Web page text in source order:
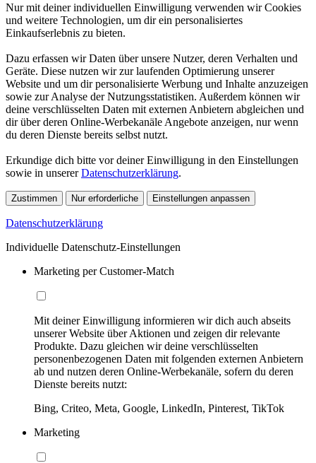
Nur mit deiner individuellen Einwilligung verwenden wir Cookies
und weitere Technologien, um dir ein personalisiertes
Einkaufserlebnis zu bieten.
Dazu erfassen wir Daten über unsere Nutzer, deren Verhalten und
Geräte. Diese nutzen wir zur laufenden Optimierung unserer
Website und um dir personalisierte Werbung und Inhalte anzuzeigen
sowie zur Analyse der Nutzungsstatistiken. Außerdem können wir
deine verschlüsselten Daten mit externen Anbietern abgleichen und
dir über deren Online-Werbekanäle Angebote anzeigen, nur wenn
du deren Dienste bereits selbst nutzt.
Erkundige dich bitte vor deiner Einwilligung in den Einstellungen
sowie in unsererDatenschutzerklärung.
Zustimmen Nur erforderliche Einstellungen anpassen
Datenschutzerklärung
Individuelle Datenschutz-Einstellungen
Marketing per Customer-Match
Mit deiner Einwilligung informieren wir dich auch abseits
unserer Website über Aktionen und zeigen dir relevante
Produkte. Dazu gleichen wir deine verschlüsselten
personenbezogenen Daten mit folgenden externen Anbietern
ab und nutzen deren Online-Werbekanäle, sofern du deren
Dienste bereits nutzt:
Bing, Criteo, Meta, Google, LinkedIn, Pinterest, TikTok
Marketing